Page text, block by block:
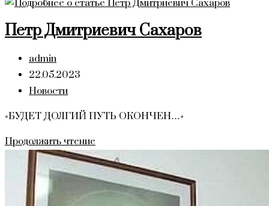
Крови
Петр Дмитриевич Сахаров
Автор
записи:
admin
Запись
опубликована:
22.05.2023
Рубрика
Новости
«БУДЕТ ДОЛГИЙ ПУТЬ ОКОНЧЕН…»
Продолжить чтение
Дмитриевич
Сахаров